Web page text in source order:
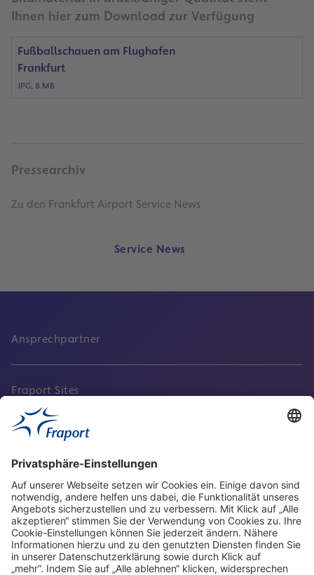
Ihnen hier zum Download zur Verfügung
Fußballschauen am Flughafen
Frankfurt
JPG, 8 MB
Pressearchiv
Zu den Frankfurt Airport Service News
Service News
Ansprechpartner
Fraport Sites
Aktuell
Service
Frankfurt Airport